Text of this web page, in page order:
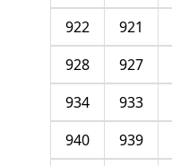
921
922
927
928
933
934
939
940